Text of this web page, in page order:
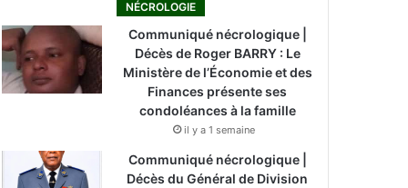
NÉCROLOGIE
Communiqué nécrologique |
Décès de Roger BARRY : Le
Ministère de l’Économie et des
Finances présente ses
condoléances à la famille
il y a 1 semaine
Communiqué nécrologique |
Décès du Général de Division